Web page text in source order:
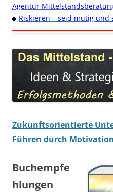
Agentur
Riskieren – seid mutig und
Zukunftsorientierte
Führen durch
Buchempfe
hlungen